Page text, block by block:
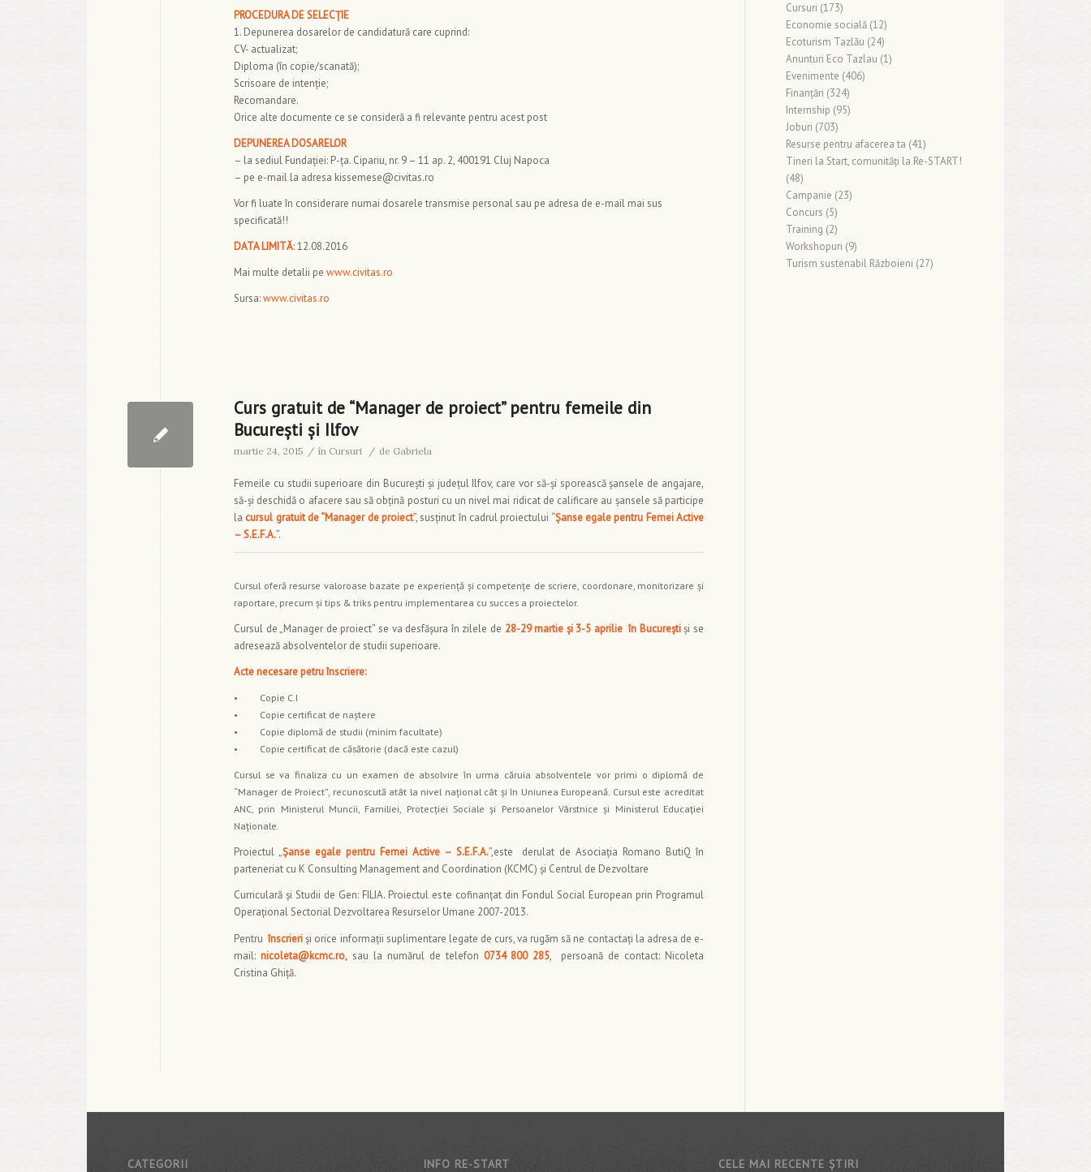
PROCEDURA DE SELECȚIE
1. Depunerea dosarelor de candidatură care cuprind:
CV- actualizat;
Diploma (în copie/scanată);
Scrisoare de intenție;
Recomandare.
Orice alte documente ce se consideră a fi relevante pentru acest post
DEPUNEREA DOSARELOR
– la sediul Fundației: P-ța. Cipariu, nr. 9 – 11 ap. 2, 400191 Cluj Napoca
– pe e-mail la adresa kissemese@civitas.ro
Vor fi luate în considerare numai dosarele transmise personal sau pe adresa de e-mail mai sus
specificată!!
DATA LIMITĂ: 12.08.2016
Mai multe detalii pe www.civitas.ro
Sursa:www.civitas.ro
Curs gratuit de “Manager de proiect” pentru femeile din
Bucureşti şi Ilfov
martie 24, 2015 / în Cursuri / de Gabriela
Femeile cu studii superioare din Bucureşti şi judeţul Ilfov, care vor să-şi sporească şansele de angajare,
să-şi deschidă o afacere sau să obţină posturi cu un nivel mai ridicat de calificare au şansele să participe
la cursul gratuit de “Manager de proiect”, susţinut în cadrul proiectului “Şanse egale pentru Femei Active
– S.E.F.A.”.
Cursul oferă resurse valoroase bazate pe experienţă şi competenţe de scriere, coordonare, monitorizare şi
raportare, precum şi tips & triks pentru implementarea cu succes a proiectelor.
Cursul de „Manager de proiect” se va desfăşura în zilele de 28-29 martie şi 3-5 aprilie în Bucureştişi se
adresează absolventelor de studii superioare.
Acte necesare petru înscriere:
• Copie C.I
• Copie certificat de naştere
• Copie diplomă de studii (minim facultate)
• Copie certificat de căsătorie (dacă este cazul)
Cursul se va finaliza cu un examen de absolvire în urma căruia absolventele vor primi o diplomă de
“Manager de Proiect”, recunoscută atât la nivel naţional cât şi în Uniunea Europeană. Cursul este acreditat
ANC, prin Ministerul Muncii, Familiei, Protecţiei Sociale şi Persoanelor Vârstnice şi Ministerul Educaţiei
Naţionale.
Proiectul „Şanse egale pentru Femei Active – S.E.F.A.”,este derulat de Asociaţia Romano ButiQ în
parteneriat cu K Consulting Management and Coordination (KCMC) şi Centrul de Dezvoltare
Curriculară şi Studii de Gen: FILIA. Proiectul este cofinanţat din Fondul Social European prin Programul
Operaţional Sectorial Dezvoltarea Resurselor Umane 2007-2013.
Pentru înscrierişi orice informaţii suplimentare legate de curs, va rugăm să ne contactaţi la adresa de e-
mail: nicoleta@kcmc.ro,sau la numărul de telefon 0734 800 285, persoană de contact: Nicoleta
Cristina Ghiţă.
Cursuri (173)
Economie socială (12)
Ecoturism Tazlău (24)
Anunturi Eco Tazlau (1)
Evenimente (406)
Finanţări (324)
Internship (95)
Joburi (703)
Resurse pentru afacerea ta (41)
Tineri la Start, comunități la Re-START!
(48)
Campanie (23)
Concurs (5)
Training (2)
Workshopuri (9)
Turism sustenabil Războieni (27)
CATEGORII INFO RE-START CELE MAI RECENTE ȘTIRI